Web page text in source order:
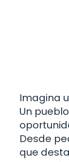
Imagina
Un
Desde
que